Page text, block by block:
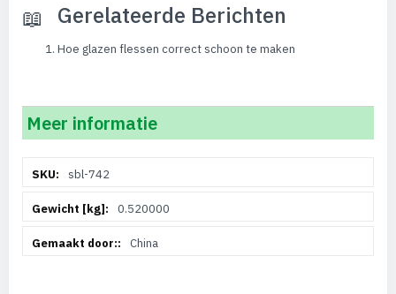
Gerelateerde Berichten
Hoe glazen flessen correct schoon te maken
Meer informatie
informatiesbl-742
0.520000
China